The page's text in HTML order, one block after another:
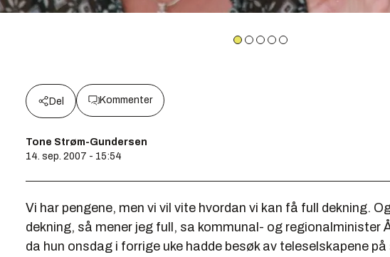
Del Kommenter
Tone Strøm-Gundersen
14. sep. 2007 - 15:54
Vi har pengene, men vi vil vite hvordan vi kan få full dekning.
dekning, så mener jeg full, sa kommunal- og regionalminister
da hun onsdag i forrige uke hadde besøk av teleselskapene